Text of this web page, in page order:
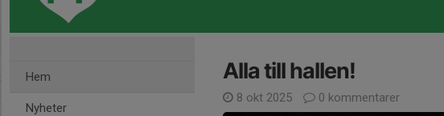
Hem
Nyheter
Alla till hallen!
8 okt 2025 0 kommentarer